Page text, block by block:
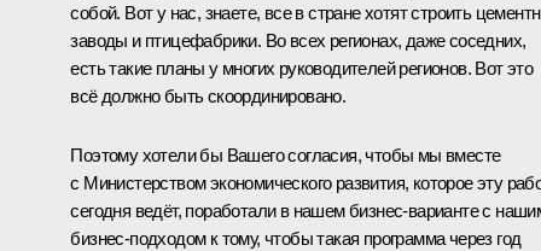
собой. Вот у нас, знаете, все в стране хотят строить
заводы и птицефабрики. Во всех регионах, даже соседних,
есть такие планы у многих руководителей регионов. Вот это
всё должно быть скоординировано.
Поэтому хотели бы Вашего согласия, чтобы мы вместе
с Министерством экономического развития, которое эту
сегодня ведёт, поработали в нашем бизнес-варианте с
бизнес-подходом к тому, чтобы такая программа через год